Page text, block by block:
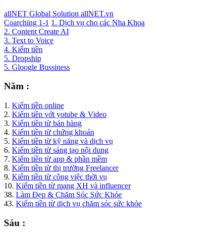
allNET Global Solution allNET.vn
Coarching 1-1 1. Dịch vụ cho các Nha Khoa
2. Content Create AI
3. Text to Voice
4. Kiếm tiền
5. Dropship
5. Gloogle Bussiness
Năm :
1. Kiếm tiền online
2. Kiếm tiền với yotube & Video
3. Kiếm tiền từ bán hàng
4. Kiếm tiền từ chứng khoán
5. Kiếm tiền từ kỹ năng và dịch vụ
6. Kiếm tiền từ sáng tạo nội dung
7. Kiếm tiền từ app & phần mềm
8. Kiếm tiền từ thị trường Freelancer
9. Kiếm tiền từ công việc thời vụ
10. Kiếm tiền từ mạng XH và influencer
38. Làm Đẹp & Chăm Sóc Sức Khỏe
43. Kiếm tiền từ dịch vụ chăm sóc sức khỏe
Sáu :